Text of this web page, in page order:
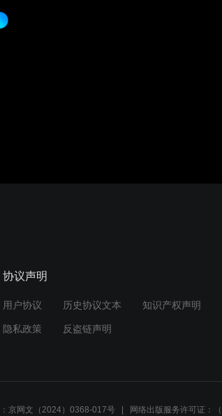
协议声明
用户协议 历史协议文本 知识产权声明
隐私政策 反盗链声明
京网文（2024）0368-017号 网络出版服务许可证：